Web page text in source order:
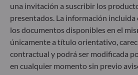
una invitación a suscribir los
presentados. La información incluida
los documentos disponibles en el
únicamente a título orientativo,
contractual y podrá ser modificada
en cualquier momento sin previo